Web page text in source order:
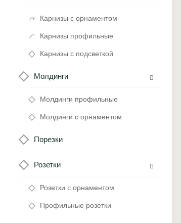
Карнизы с орнаментом
Карнизы профильные
Карнизы с подсветкой
Молдинги
Молдинги профильные
Молдинги с орнаментом
Порезки
Розетки
Розетки с орнаментом
Профильные розетки